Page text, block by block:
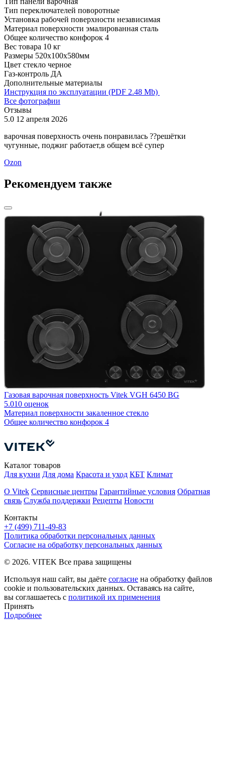
Тип переключателей поворотные
Установка рабочей поверхности независимая
Материал поверхности эмалированная сталь
Общее количество конфорок 4
Вес товара 10 кг
Размеры 520x100x580мм
Цвет стекло черное
Газ-контроль ДА
Дополнительные материалы
Инструкция по эксплуатации (PDF 2.48 Mb)
Все фотографии
Отзывы
5.0 12 апреля 2026
варочная поверхность очень понравилась ??решётки
чугунные, поджиг работает,в общем всё супер
Ozon
Рекомендуем также
Газовая варочная поверхность Vitek VGH 6450 BG
5.010 оценок
Материал поверхности закаленное стекло
Общее количество конфорок 4
Контакты
+7 (499) 711-49-83
Каталог товаров
Для кухни Для дома Красота и уход КБТ Климат
О Vitek Сервисные центры Гарантийные условия Обратная
связь Служба поддержки Рецепты Новости
Политика обработки персональных данных
Согласие на обработку персональных данных
© 2026. VITEK Все права защищены
Используя наш сайт, вы даёте согласие на обработку файлов
cookie и пользовательских данных. Оставаясь на сайте,
вы соглашаетесь с политикой их применения
Принять
Подробнее